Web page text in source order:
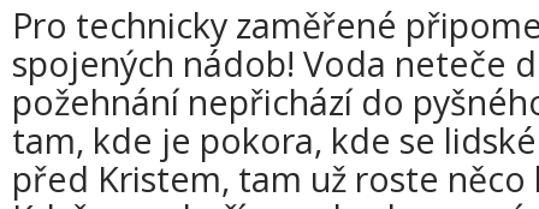
Pro technicky zaměřené
spojených nádob! Voda neteče
požehnání nepřichází do
tam, kde je pokora, kde se
před Kristem, tam už roste